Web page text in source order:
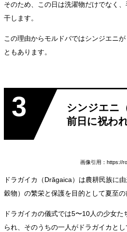
そのため、この日は洗濯物だけでなく
干します。
この理由からモルドバではシンジエニ
ともあります。
3
シンジエニ
前日に祝わ
画像引用：https://
ドラガイカ（Drăgaica）は農耕民族に
穀物）の繁栄と保護を目的として夏至の
ドラガイカの儀式では5〜10人の少女
られ、そのうちの一人がドラガイカとし